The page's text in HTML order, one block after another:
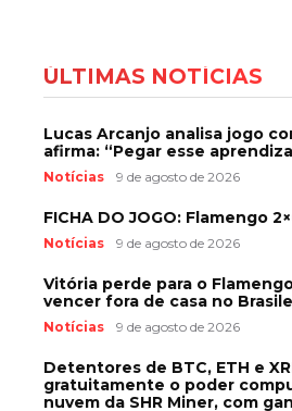
ÚLTIMAS NOTÍCIAS
Lucas Arcanjo analisa jogo
afirma: “Pegar esse
Notícias 9 de agosto de 2026
FICHA DO JOGO: Flamengo
Notícias 9 de agosto de 2026
Vitória perde para o
vencer fora de casa no
Notícias 9 de agosto de 2026
Detentores de BTC, ETH e
gratuitamente o poder
nuvem da SHR Miner, com